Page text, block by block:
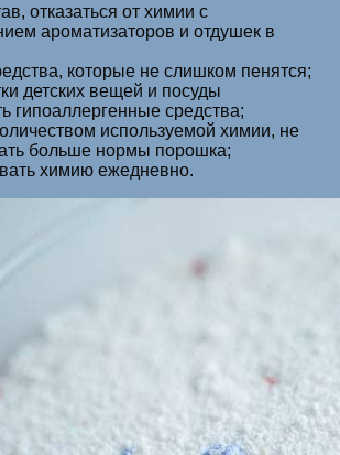
отказаться от химии с
ароматизаторов и отдушек в
которые не слишком пенятся;
детских вещей и посуды
гипоаллергенные средства;
используемой химии, не
больше нормы порошка;
химию ежедневно.